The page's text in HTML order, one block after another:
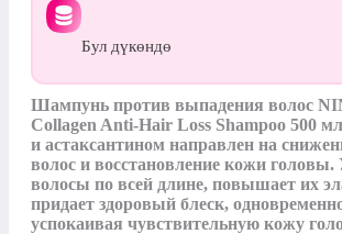
Бул дүкөндө
Шампунь против выпадения волос
Collagen Anti-Hair Loss Shampoo 500
и астаксантином направлен на
волос и восстановление кожи головы.
волосы по всей длине, повышает их
придает здоровый блеск,
успокаивая чувствительную кожу